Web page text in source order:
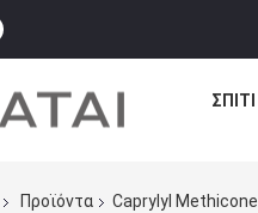
ΣΠΊΤΙ
Προϊόντα Caprylyl Methicone